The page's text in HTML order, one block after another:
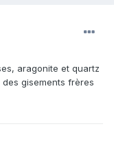
aragonite et quartz
gisements frères